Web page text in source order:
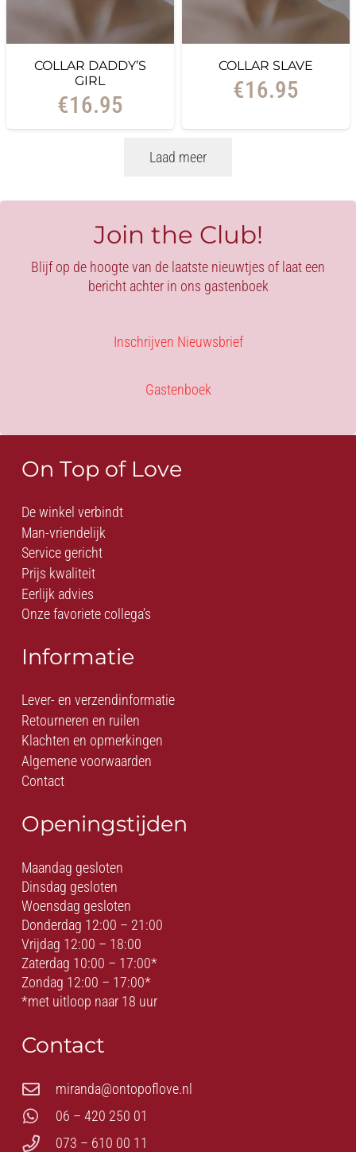
COLLAR DADDY’S
GIRL
€16.95
COLLAR SLAVE
€16.95
Laad meer
Join the Club!
Blijf op de hoogte van de laatste nieuwtjes of laat een
bericht achter in ons gastenboek
Inschrijven Nieuwsbrief
Gastenboek
On Top of Love
De winkel verbindt
Man-vriendelijk
Service gericht
Prijs kwaliteit
Eerlijk advies
Onze favoriete collega’s
Informatie
Lever- en verzendinformatie
Retourneren en ruilen
Klachten en opmerkingen
Algemene voorwaarden
Contact
Openingstijden
Maandag gesloten
Dinsdag gesloten
Woensdag gesloten
Donderdag 12:00 – 21:00
Vrijdag 12:00 – 18:00
Zaterdag 10:00 – 17:00*
Zondag 12:00 – 17:00*
*met uitloop naar 18 uur
Contact
miranda@ontopoflove.nl
06 – 420 250 01
073 – 610 00 11